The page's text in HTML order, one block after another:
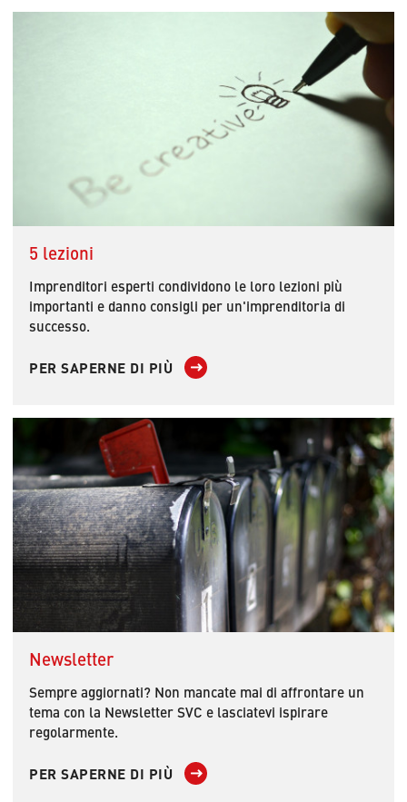
5 lezioni
Imprenditori esperti condividono le loro lezioni più
importanti e danno consigli per un'imprenditoria di
successo.
PER SAPERNE DI PIÙ
Newsletter
Sempre aggiornati? Non mancate mai di affrontare un
tema con la Newsletter SVC e lasciatevi ispirare
regolarmente.
PER SAPERNE DI PIÙ